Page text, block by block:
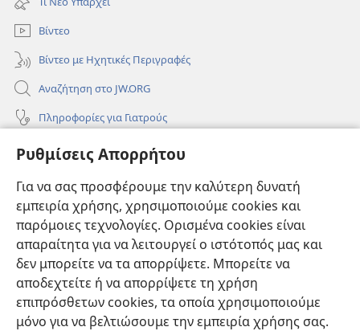
Ρυθμίσεις Απορρήτου
Για να σας προσφέρουμε την καλύτερη δυνατή
εμπειρία χρήσης, χρησιμοποιούμε cookies και
παρόμοιες τεχνολογίες. Ορισμένα cookies είναι
απαραίτητα για να λειτουργεί ο ιστότοπός μας και
δεν μπορείτε να τα απορρίψετε. Μπορείτε να
αποδεχτείτε ή να απορρίψετε τη χρήση
επιπρόσθετων cookies, τα οποία χρησιμοποιούμε
μόνο για να βελτιώσουμε την εμπειρία χρήσης σας.
παράθυρο)
Βίντεο
Βίντεο με Ηχητικές Περιγραφές
Αναζήτηση στο JW.ORG
Πληροφορίες για Γιατρούς
Πληροφορίες για Επίσημους Φορείς και ΜΜΕ
Συνεισφορές
(ανοίγει
παράθυρο)ΔΙΑΔΙΚΤΥΑΚΗ ΒΙΒΛΙΟΘΗΚΗ της Σκοπιάς™
(ανοίγει
νέο
παράθυρο)
JW Hub
(ανοίγει
νέο
®